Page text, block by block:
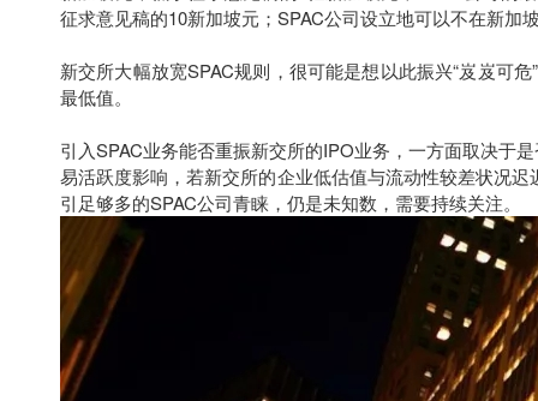
征求意见稿的10新加坡元；SPAC公司设立地可以不在新加
新交所大幅放宽SPAC规则，很可能是想以此振兴“岌岌可
最低值。
引入SPAC业务能否重振新交所的IPO业务，一方面取决于
易活跃度影响，若新交所的企业低估值与流动性较差状况
引足够多的SPAC公司青睐，仍是未知数，需要持续关注。